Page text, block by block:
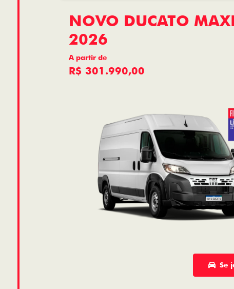
NOVO DUCATO
2026
A partir de
R$ 301.990,00
Se